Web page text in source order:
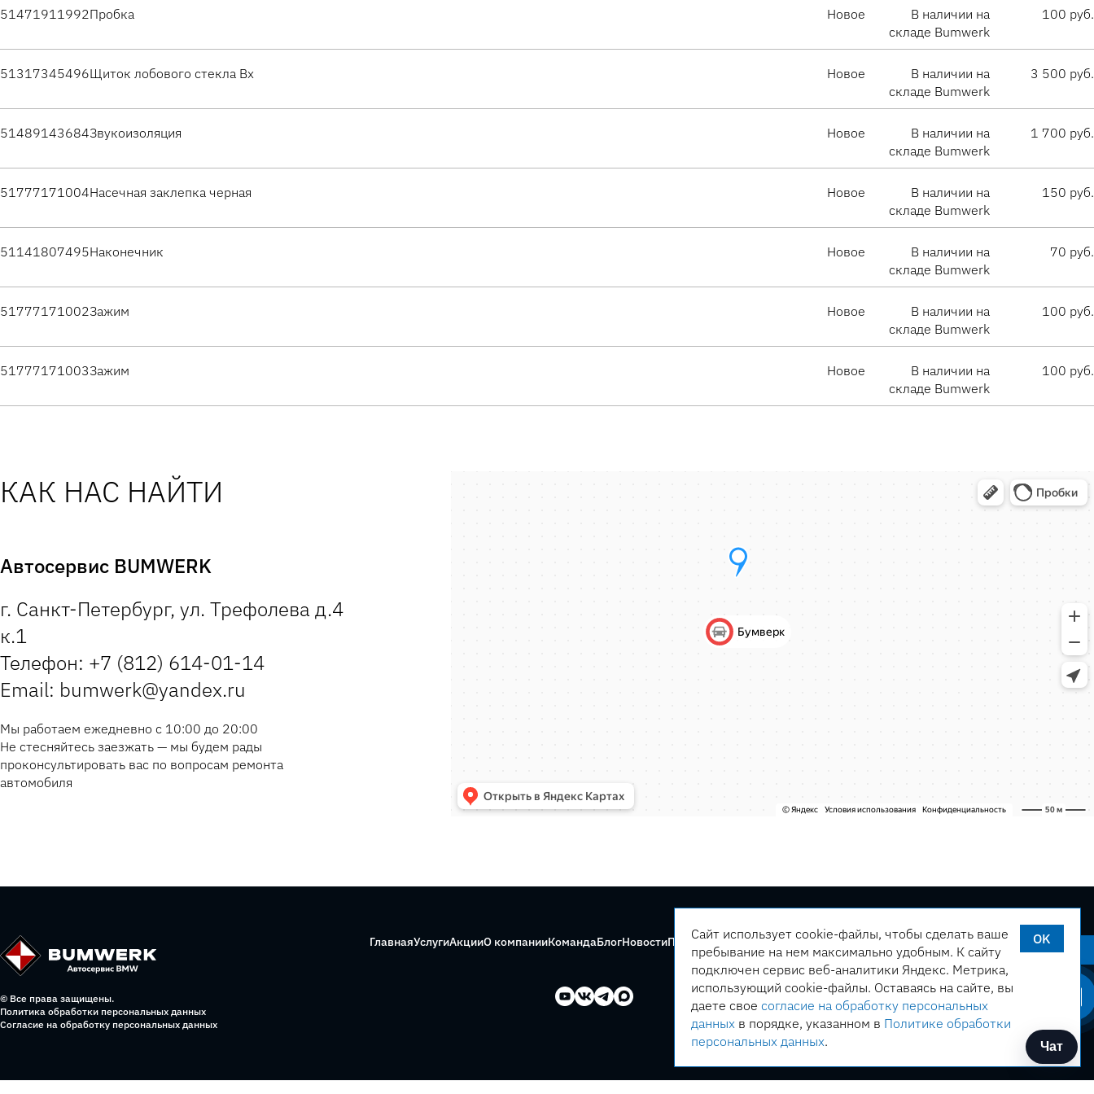
51471911992Пробка Новое
В наличии на
складе Bumwerk
100 руб.
51317345496Щиток лобового стекла Вх Новое
В наличии на
складе Bumwerk
3 500 руб.
51489143684Звукоизоляция Новое
В наличии на
складе Bumwerk
1 700 руб.
51777171004Насечная заклепка черная Новое
В наличии на
складе Bumwerk
150 руб.
51141807495Наконечник Новое
В наличии на
складе Bumwerk
70 руб.
51777171002Зажим Новое
В наличии на
складе Bumwerk
100 руб.
51777171003Зажим Новое
В наличии на
складе Bumwerk
100 руб.
КАК НАС НАЙТИ
Автосервис BUMWERK
г. Санкт-Петербург, ул. Трефолева д.4
к.1
Телефон: +7 (812) 614-01-14
Email: bumwerk@yandex.ru
Мы работаем ежедневно с 10:00 до 20:00
Не стесняйтесь заезжать — мы будем рады
проконсультировать вас по вопросам ремонта
автомобиля
© Все права защищены.
Политика обработки персональных данных
Согласие на обработку персональных данных
Оставить заявку
ГлавнаяУслугиАкцииО компанииКомандаБлогНовостиПравила сервиса
Сайт использует cookie-файлы, чтобы сделать ваше
пребывание на нем максимально удобным. К cайту
подключен сервис веб-аналитики Яндекс. Метрика,
использующий cookie-файлы. Оставаясь на сайте, вы
даете свое согласие на обработку персональных
данных в порядке, указанном в Политике обработки
персональных данных.
OK
Чат